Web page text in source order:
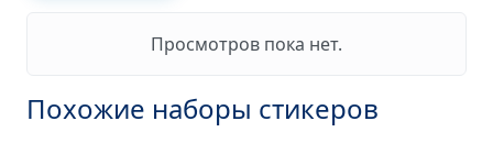
Просмотров пока нет.
Похожие наборы стикеров